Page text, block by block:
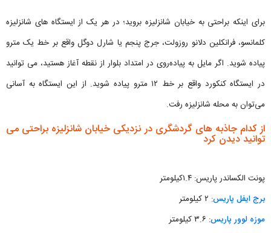
برای اینکه براحتی به خیابان شانزلیزه بروید؛ در هر یک از ایستگاه‌ های شانزلیزه
کلمانسو، فرانکلین دلانو روزولت، جرج پنجم یا شارل دوگل واقع بر خط یک مترو
پیاده شوید. اگر مایل به پیاده‌روی در امتداد بلوار از نقطه آغاز هستید، می ‌توانید
در ایستگاه کنکورد واقع بر خط ۱۲ مترو پیاده شوید. از این ایستگاه به آسانی
می‌توان به محله شانزلیزه رفت.
از کدام جاذبه های گردشگری در نزدیکی خیابان شانزلیزه براحتی می
توانید دیدن کرد
پونت الکساندر پاریس: ۱.۴کیلومتر
برج ایفل پاریس: ۲ کیلومتر
موزه لوور پاریس: ۳.۶ کیلومتر